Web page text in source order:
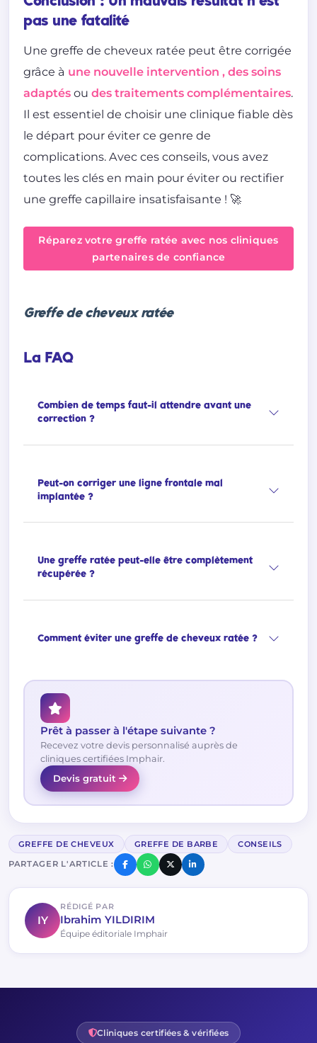
pas une fatalité
Une greffe de cheveux ratée peut être corrigée
grâce à une nouvelle intervention , des soins
adaptés ou des traitements complémentaires.
Il est essentiel de choisir une clinique fiable dès
le départ pour éviter ce genre de
complications. Avec ces conseils, vous avez
toutes les clés en main pour éviter ou rectifier
une greffe capillaire insatisfaisante ! 🚀
Réparez votre greffe ratée avec nos cliniques
partenaires de confiance
Greffe de cheveux ratée
La FAQ
Combien de temps faut-il attendre avant une
correction ?
Peut-on corriger une ligne frontale mal
implantée ?
Une greffe ratée peut-elle être complètement
récupérée ?
Comment éviter une greffe de cheveux ratée ?
Prêt à passer à l'étape suivante ?
Recevez votre devis personnalisé auprès de
cliniques certifiées Imphair.
Devis gratuit
GREFFE DE CHEVEUX GREFFE DE BARBE CONSEILS
PARTAGER L'ARTICLE :
IY
RÉDIGÉ PAR
Ibrahim YILDIRIM
Équipe éditoriale Imphair
Cliniques certifiées & vérifiées